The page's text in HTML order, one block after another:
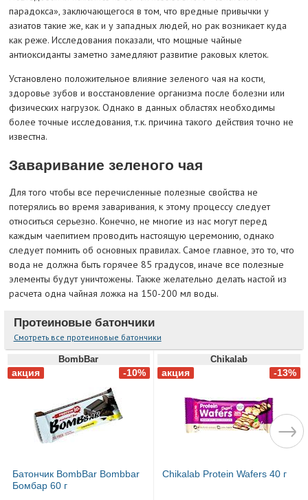
парадокса», заключающегося в том, что вредные привычки у
азиатов такие же, как и у западных людей, но рак возникает куда
как реже. Исследования показали, что мощные чайные
антиоксиданты заметно замедляют развитие раковых клеток.
Установлено положительное влияние зеленого чая на кости,
здоровье зубов и восстановление организма после болезни или
физических нагрузок. Однако в данных областях необходимы
более точные исследования, т.к. причина такого действия точно не
известна.
Заваривание зеленого чая
Для того чтобы все перечисленные полезные свойства не
потерялись во время заваривания, к этому процессу следует
относиться серьезно. Конечно, не многие из нас могут перед
каждым чаепитием проводить настоящую церемонию, однако
следует помнить об основных правилах. Самое главное, это то, что
вода не должна быть горячее 85 градусов, иначе все полезные
элементы будут уничтожены. Также желательно делать настой из
расчета одна чайная ложка на 150-200 мл воды.
Протеиновые батончики
Смотреть все протеиновые батончики
BombBar
Батончик BombBar Bombbar
Бомбар 60 г
Chikalab
Chikalab Protein Wafers 40 г